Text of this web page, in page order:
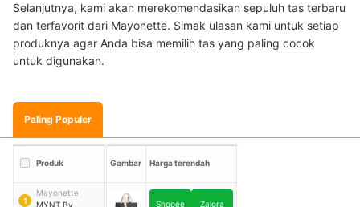
Selanjutnya, kami akan merekomendasikan sepuluh tas terbaru
dan terfavorit dari Mayonette. Simak ulasan kami untuk setiap
produknya agar Anda bisa memilih tas yang paling cocok
untuk digunakan.
Paling Populer
Produk Gambar Harga terendah
1
Mayonette
MYNT By
Shopee Zalora